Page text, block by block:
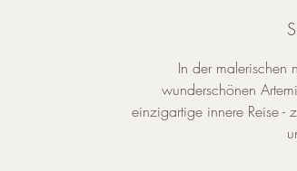
In der malerischen
wunderschönen
einzigartige innere Reise -